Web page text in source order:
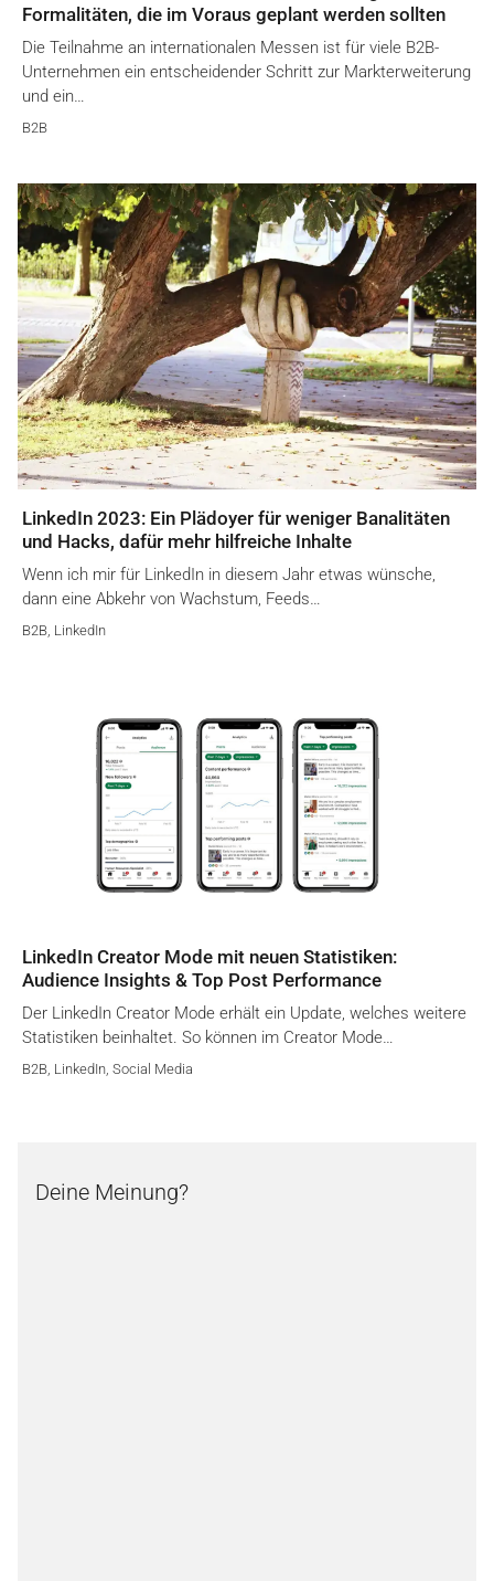
Formalitäten, die im Voraus geplant werden sollten
Die Teilnahme an internationalen Messen ist für viele B2B-
Unternehmen ein entscheidender Schritt zur Markterweiterung
und ein…
B2B
LinkedIn 2023: Ein Plädoyer für weniger Banalitäten
und Hacks, dafür mehr hilfreiche Inhalte
Wenn ich mir für LinkedIn in diesem Jahr etwas wünsche,
dann eine Abkehr von Wachstum, Feeds…
B2B, LinkedIn
LinkedIn Creator Mode mit neuen Statistiken:
Audience Insights & Top Post Performance
Der LinkedIn Creator Mode erhält ein Update, welches weitere
Statistiken beinhaltet. So können im Creator Mode…
B2B LinkedIn Social Media
Deine Meinung?